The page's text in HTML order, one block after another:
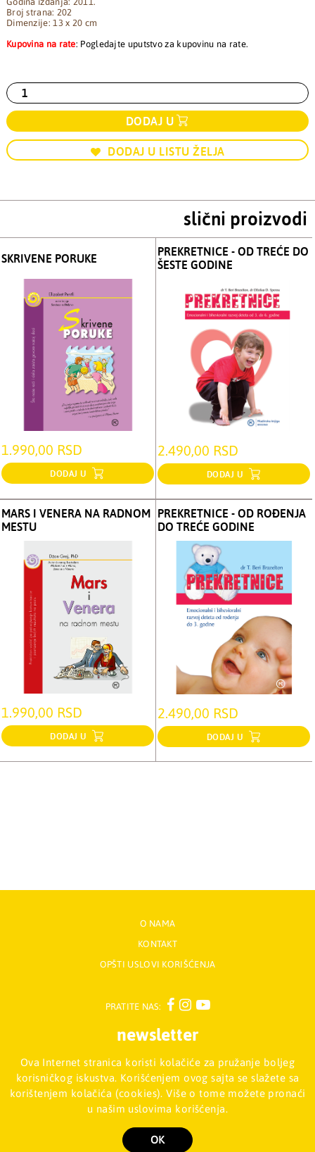
Ova Internet stranica koristi kolačiće za pružanje boljeg
korisničkog iskustva. Korišćenjem ovog sajta se slažete sa
korištenjem kolačića (cookies). Više o tome možete pronaći
u našim uslovima korišćenja.
OK
Broj strana: 202
Dimenzije: 13 x 20 cm
Kupovina na rate: Pogledajte uputstvo za kupovinu na rate.
DODAJ U
DODAJ U LISTU ŽELJA
slični proizvodi
SKRIVENE PORUKE
1.990,00 RSD
DODAJ U
PREKRETNICE - OD TREĆE DO
ŠESTE GODINE
2.490,00 RSD
DODAJ U
MARS I VENERA NA RADNOM
MESTU
1.990,00 RSD
DODAJ U
PREKRETNICE - OD ROĐENJA
DO TREĆE GODINE
2.490,00 RSD
DODAJ U
O NAMA
KONTAKT
OPŠTI USLOVI KORIŠĆENJA
PRATITE NAS:
newsletter
Prijavite se na naš Newsletter
Mladinska knjiga d.o.o., Palmira Toljatija 5 - Stari Merkator, 11070
NOVI BEOGRAD, Srbija011/2257-008